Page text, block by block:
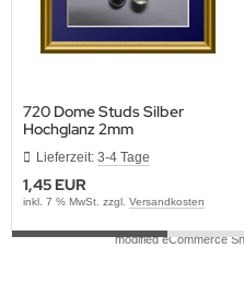
720 Dome Studs Silber
Hochglanz 2mm
Lieferzeit: 3-4 Tage
1,45 EUR
inkl. 7 % MwSt. zzgl. Versandkosten
modified eCommerce